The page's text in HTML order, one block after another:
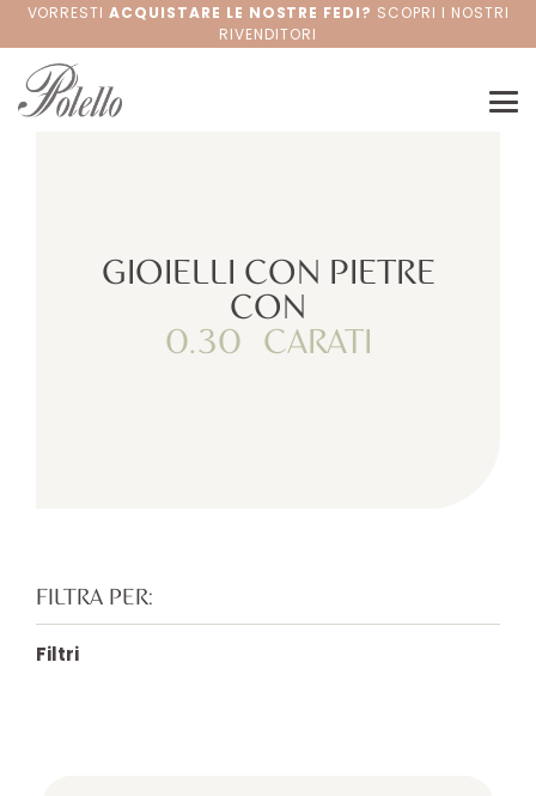
VORRESTIACQUISTARE LE NOSTRE FEDI? SCOPRI I NOSTRI
RIVENDITORI
GIOIELLI CON PIETRE
CON
0.30 CARATI
FILTRA PER:
Filtri